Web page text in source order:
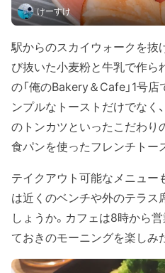
けーすけ
駅からのスカイウォークを抜
び抜いた小麦粉と牛乳で作ら
の「俺のBakery＆Cafe」1号
ンプルなトーストだけでなく
のトンカツといったこだわり
食パンを使ったフレンチトー
テイクアウト可能なメニュー
は近くのベンチや外のテラス
しょうか。カフェは8時から
ておきのモーニングを楽しみ